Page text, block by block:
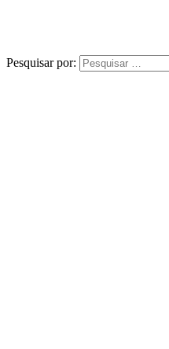
Pesquisar por: